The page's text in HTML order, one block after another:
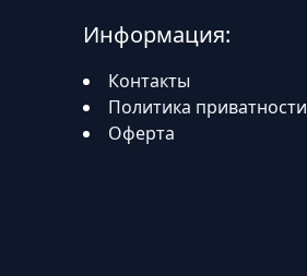
Информация:
Контакты
Политика приватности
Оферта